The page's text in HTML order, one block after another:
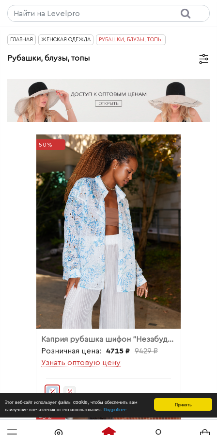
Принять
Этот веб-сайт использует файлы cookie, чтобы обеспечить вам
наилучшие впечатления от его использования. Подробнее
ГЛАВНАЯ ЖЕНСКАЯ ОДЕЖДА РУБАШКИ, БЛУЗЫ, ТОПЫ
Рубашки, блузы, топы
50%
Каприя рубашка шифон "Незабудки"
Розничная цена:
4715 ₽
9429 ₽
Узнать оптовую цену
40%